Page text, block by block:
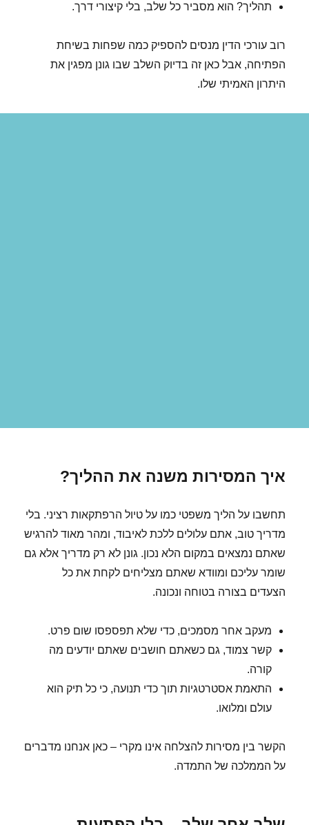
תהליך? הוא מסביר כל שלב, בלי קיצורי דרך.
רוב עורכי הדין מנסים להספיק כמה שפחות בשיחת
הפתיחה, אבל כאן זה בדיוק השלב שבו גונן מפגין את
היתרון האמיתי שלו.
איך המסירות משנה את ההליך?
תחשבו על הליך משפטי כמו על טיול הרפתקאות רציני. בלי
מדריך טוב, אתם עלולים ללכת לאיבוד, ומהר מאוד להרגיש
שאתם נמצאים במקום הלא נכון. גונן לא רק מדריך אלא גם
שומר עליכם ומוודא שאתם מצליחים לקחת את כל
הצעדים בצורה בטוחה ונכונה.
מעקב אחר מסמכים, כדי שלא תפספסו שום פרט.
קשר צמוד, גם כשאתם חושבים שאתם יודעים מה
קורה.
התאמת אסטרטגיות תוך כדי תנועה, כי כל תיק הוא
עולם ומלואו.
הקשר בין מסירות להצלחה אינו מקרי – כאן אנחנו מדברים
על הממלכה של התמדה.